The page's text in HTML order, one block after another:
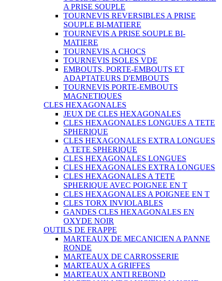
A PRISE SOUPLE
TOURNEVIS REVERSIBLES A PRISE
SOUPLE BI-MATIERE
TOURNEVIS A PRISE SOUPLE BI-
MATIERE
TOURNEVIS A CHOCS
TOURNEVIS ISOLES VDE
EMBOUTS, PORTE-EMBOUTS ET
ADAPTATEURS D'EMBOUTS
TOURNEVIS PORTE-EMBOUTS
MAGNETIQUES
CLES HEXAGONALES
JEUX DE CLES HEXAGONALES
CLES HEXAGONALES LONGUES A TETE
SPHERIQUE
CLES HEXAGONALES EXTRA LONGUES
A TETE SPHERIQUE
CLES HEXAGONALES LONGUES
CLES HEXAGONALES EXTRA LONGUES
CLES HEXAGONALES A TETE
SPHERIQUE AVEC POIGNEE EN T
CLES HEXAGONALES A POIGNEE EN T
CLES TORX INVIOLABLES
GANDES CLES HEXAGONALES EN
OXYDE NOIR
OUTILS DE FRAPPE
MARTEAUX DE MECANICIEN A PANNE
RONDE
MARTEAUX DE CARROSSERIE
MARTEAUX A GRIFFES
MARTEAUX ANTI REBOND